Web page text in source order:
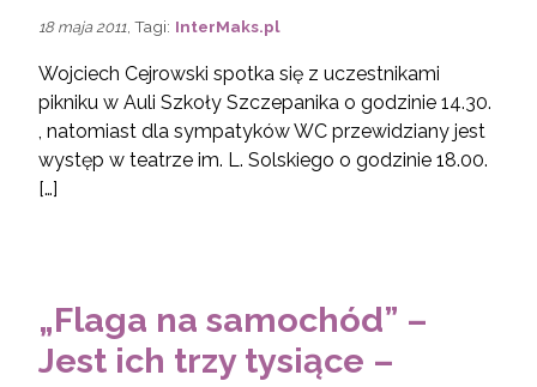
18 maja 2011 , Tagi: InterMaks.pl
Wojciech Cejrowski spotka się z uczestnikami
pikniku w Auli Szkoły Szczepanika o godzinie 14.30.
, natomiast dla sympatyków WC przewidziany jest
występ w teatrze im. L. Solskiego o godzinie 18.00.
[…]
„Flaga na samochód” –
Jest ich trzy tysiące –